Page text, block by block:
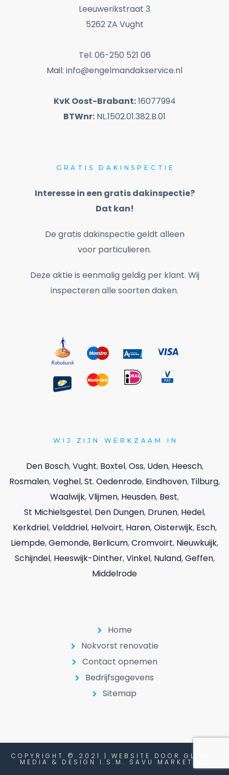
Leeuwerikstraat 3
5262 ZA Vught
Tel: 06-250 521 06
Mail: info@engelmandakservice.nl
KvK Oost-Brabant:16077994
BTWnr: NL.1502.01.382.B.01
GRATIS DAKINSPECTIE
Interesse in een gratis dakinspectie?
Dat kan!
De gratis dakinspectie geldt alleen
voor particulieren.
Deze aktie is eenmalig geldig per klant. Wij
inspecteren alle soorten daken.
WIJ ZIJN WERKZAAM IN
Den Bosch,Vught, Boxtel,Oss, Uden, Heesch,
Rosmalen,Veghel,St. Oedenrode, Eindhoven, Tilburg,
Waalwijk,Vlijmen, Heusden, Best,
St Michielsgestel, Den Dungen, Drunen, Hedel,
Kerkdriel,Velddriel, Helvoirt, Haren,Oisterwijk, Esch,
Liempde,Gemonde, Berlicum,Cromvoirt, Nieuwkuijk,
Schijndel, Heeswijk-Dinther,Vinkel, Nuland,Geffen,
Middelrode
Home
Nokvorst renovatie
Contact opnemen
Bedrijfsgegevens
Sitemap
COPYRIGHT © 2021 | WEBSITE DOOR GLOW -
MEDIA & DESIGN I.S.M. SAVU MARKETING